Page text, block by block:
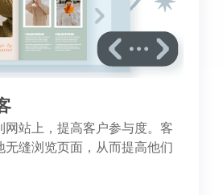
网站上，提高客户参与度。客
无缝浏览页面，从而提高他们